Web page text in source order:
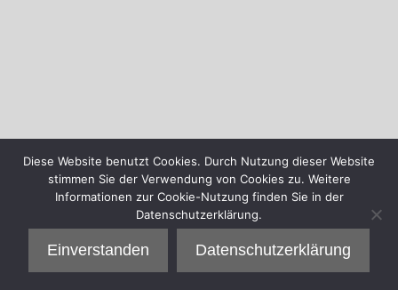
Diese Website benutzt Cookies. Durch Nutzung dieser Website
stimmen Sie der Verwendung von Cookies zu. Weitere
Informationen zur Cookie-Nutzung finden Sie in der
Datenschutzerklärung.
Einverstanden Datenschutzerklärung